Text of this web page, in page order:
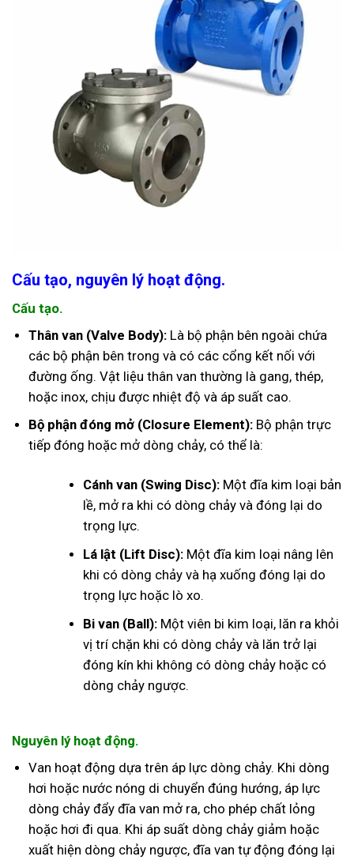
Cấu tạo, nguyên lý hoạt động.
Cấu tạo.
Thân van (Valve Body):Là bộ phận bên ngoài chứa
các bộ phận bên trong và có các cổng kết nối với
đường ống. Vật liệu thân van thường là gang, thép,
hoặc inox, chịu được nhiệt độ và áp suất cao.
Bộ phận đóng mở (Closure Element):Bộ phận trực
tiếp đóng hoặc mở dòng chảy, có thể là:
Cánh van (Swing Disc):Một đĩa kim loại bản
lề, mở ra khi có dòng chảy và đóng lại do
trọng lực.
Lá lật (Lift Disc):Một đĩa kim loại nâng lên
khi có dòng chảy và hạ xuống đóng lại do
trọng lực hoặc lò xo.
Bi van (Ball):Một viên bi kim loại, lăn ra khỏi
vị trí chặn khi có dòng chảy và lăn trở lại
đóng kín khi không có dòng chảy hoặc có
dòng chảy ngược.
Nguyên lý hoạt động.
Van hoạt động dựa trên áp lực dòng chảy. Khi dòng
hơi hoặc nước nóng di chuyển đúng hướng, áp lực
dòng chảy đẩy đĩa van mở ra, cho phép chất lỏng
hoặc hơi đi qua. Khi áp suất dòng chảy giảm hoặc
xuất hiện dòng chảy ngược, đĩa van tự động đóng lại